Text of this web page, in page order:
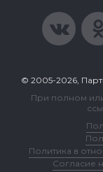
© 2005-2026,
При полном
Политика в
Согласие